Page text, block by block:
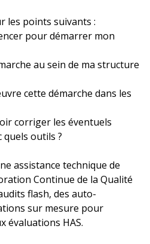
les points suivants :
pour démarrer mon
au sein de ma structure
cette démarche dans les
corriger les éventuels
quels outils ?
assistance technique de
Continue de la Qualité
flash, des auto-
sur mesure pour
évaluations HAS.